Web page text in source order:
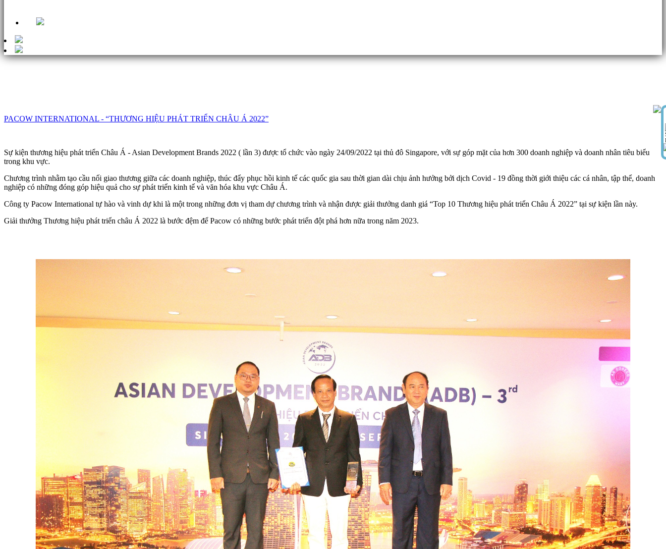
PACOW INTERNATIONAL - “THƯƠNG HIỆU PHÁT TRIỂN CHÂU Á 2022”
Sự kiện thương hiệu phát triển Châu Á - Asian Development Brands 2022 ( lần 3) được tổ chức vào ngày 24/09/2022 tại thủ đô Singapore, với sự góp mặt của hơn 300 doanh nghiệp và doanh nhân tiêu biểu
trong khu vực.
Chương trình nhằm tạo cầu nối giao thương giữa các doanh nghiệp, thúc đẩy phục hồi kinh tế các quốc gia sau thời gian dài chịu ảnh hưởng bởi dịch Covid - 19 đồng thời giới thiệu các cá nhân, tập thể, doanh
nghiệp có những đóng góp hiệu quả cho sự phát triển kinh tế và văn hóa khu vực Châu Á.
Công ty Pacow International tự hào và vinh dự khi là một trong những đơn vị tham dự chương trình và nhận được giải thưởng danh giá “Top 10 Thương hiệu phát triển Châu Á 2022” tại sự kiện lần này.
Giải thưởng Thương hiệu phát triển châu Á 2022 là bước đệm để Pacow có những bước phát triển đột phá hơn nữa trong năm 2023.